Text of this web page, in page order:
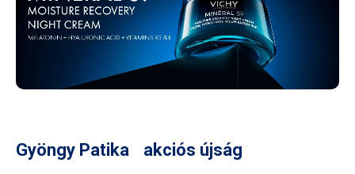
Gyöngy Patika akciós újság